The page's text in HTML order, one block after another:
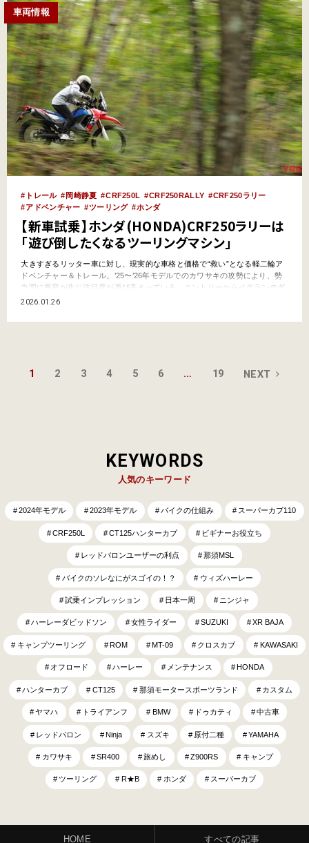
車両情報
トレール 岡崎静夏 CRF250L CRF250RALLY
CRF250ラリー
アドベンチャー
ツーリング ホンダ
【新車試乗】ホンダ(HONDA)CRF250ラリーは
「遊び倒したくなるツーリングマシン」
大きすぎるリッター車に対し、現実的な車格と価格で“救い”となる軽二輪ア
ドベンチャー＆トレール。’25〜’26年モデルでのカワサキの攻勢により、勢
力図に異変が生じ注目度が再び高まっている。エントリーからベテランのダ
ウンサイジングまで、等身大で楽しめるこのクラスの代表車種を、岡崎静夏
ホンダCRF250ラリーに試乗！ ●まとめ:ヤング…
2026.01.26
1 2 3 4 5 6 … 19 NEXT
KEYWORDS
人気のキーワード
2024年モデル 2023年モデル バイクの仕組み スーパーカブ110
CRF250L CT125ハンターカブ ビギナーお役立ち
レッドバロンユーザーの利点 那須MSL
バイクのソレなにがスゴイの！？ ウィズハーレー
試乗インプレッション 日本一周 ニンジャ
ハーレーダビッドソン 女性ライダー SUZUKI XR BAJA
キャンプツーリング ROM MT-09 クロスカブ KAWASAKI
オフロード ハーレー メンテナンス HONDA
ハンターカブ CT125 那須モータースポーツランド カスタム
ヤマハ トライアンフ BMW ドゥカティ 中古車
レッドバロン Ninja スズキ 原付二種 YAMAHA
カワサキ SR400 旅めし Z900RS キャンプ
ツーリング R★B ホンダ スーパーカブ
HOME すべての記事